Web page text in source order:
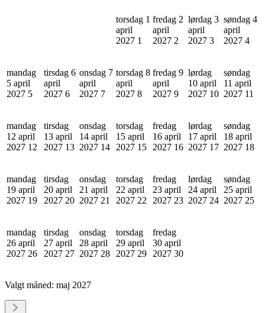
torsdag 1
april
2027 1
fredag 2
april
2027 2
lørdag 3
april
2027 3
søndag 4
april
2027 4
mandag
5 april
2027 5
tirsdag 6
april
2027 6
onsdag 7
april
2027 7
torsdag 8
april
2027 8
fredag 9
april
2027 9
lørdag
10 april
2027 10
søndag
11 april
2027 11
mandag
12 april
2027 12
tirsdag
13 april
2027 13
onsdag
14 april
2027 14
torsdag
15 april
2027 15
fredag
16 april
2027 16
lørdag
17 april
2027 17
søndag
18 april
2027 18
mandag
19 april
2027 19
tirsdag
20 april
2027 20
onsdag
21 april
2027 21
torsdag
22 april
2027 22
fredag
23 april
2027 23
lørdag
24 april
2027 24
søndag
25 april
2027 25
mandag
26 april
2027 26
tirsdag
27 april
2027 27
onsdag
28 april
2027 28
torsdag
29 april
2027 29
fredag
30 april
2027 30
Valgt måned: maj 2027